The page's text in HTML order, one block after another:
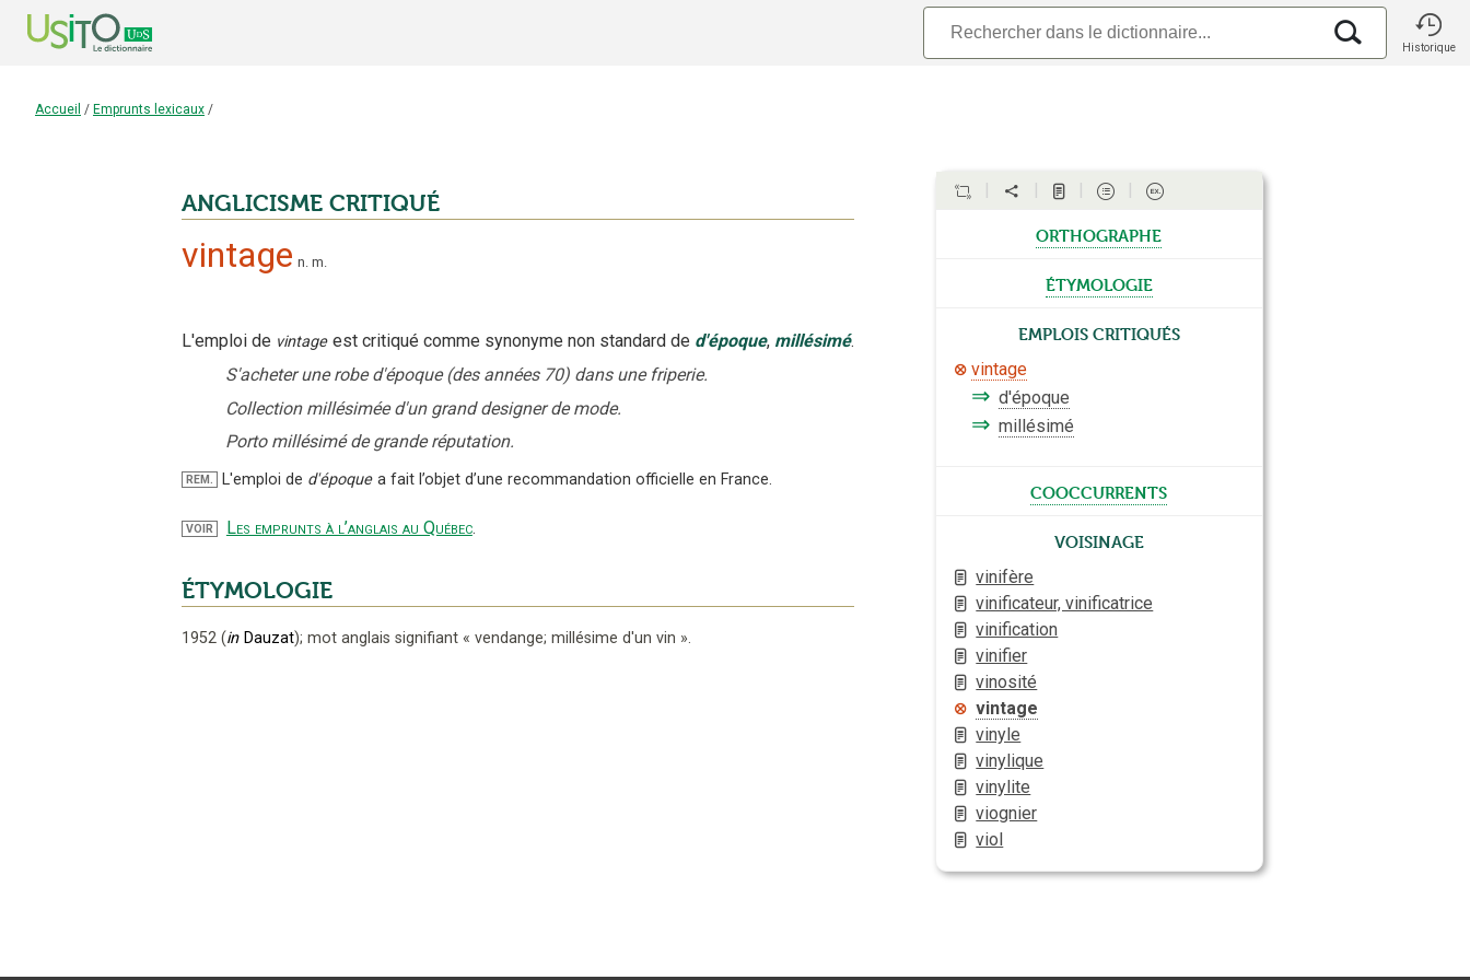
Historique
Accueil / Emprunts lexicaux /
ANGLICISME CRITIQUÉ
vintage n. m.
L'emploi de vintage est critiqué comme synonyme non standard de d'époque, millésimé.
S'acheter une robe d'époque (des années 70) dans une friperie.
Collection millésimée d'un grand designer de mode.
Porto millésimé de grande réputation.
REM. L'emploi de d'époque a fait l’objet d’une recommandation officielle en France.
VOIR Les emprunts à l’anglais au Québec.
ÉTYMOLOGIE
1952 (in Dauzat); mot anglais signifiant « vendange; millésime d'un vin ».
orthographe
étymologie
Emplois critiqués
vintage
⇒ d'époque
⇒ millésimé
cooccurrents
Voisinage
vinifère
vinificateur, vinificatrice
vinification
vinifier
vinosité
vintage
vinyle
vinylique
vinylite
viognier
viol